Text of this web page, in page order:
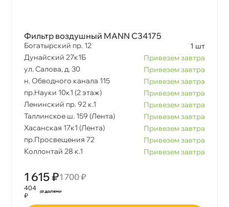
Фильтр воздушный MANN C34175
Богатырский пр. 12
1 шт
Дунайский 27к1Б
Привезем завтра
ул. Салова, д. 30
Привезем завтра
н. Обводного канала 115
Привезем завтра
пр.Науки 10к1 (2 этаж)
Привезем завтра
Ленинский пр. 92 к.1
Привезем завтра
Таллинское ш. 159 (Лента)
Привезем завтра
Хасанская 17к1 (Лента)
Привезем завтра
пр.Просвещения 72
Привезем завтра
Коллонтай 28 к.1
Привезем завтра
1 615 ₽1 700 ₽
404
₽